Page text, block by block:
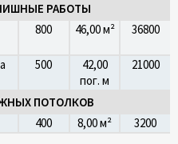
РАБОТЫ
800 46,00 м² 36800
500
42,00
пог. м
21000
ПОТОЛКОВ
400 8,00 м² 3200